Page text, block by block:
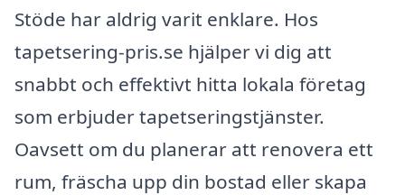
Stöde har aldrig varit enklare. Hos
tapetsering-pris.se hjälper vi dig att
snabbt och effektivt hitta lokala företag
som erbjuder tapetseringstjänster.
Oavsett om du planerar att renovera ett
rum, fräscha upp din bostad eller skapa